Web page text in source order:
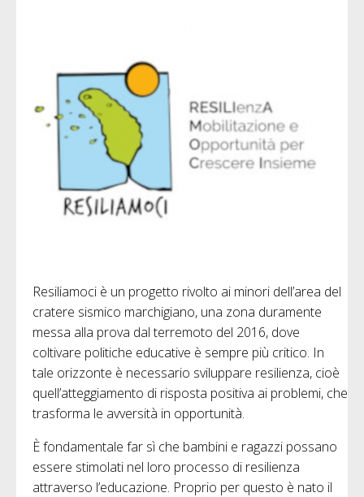
Resiliamoci è un progetto rivolto ai minori dell’area del
cratere sismico marchigiano, una zona duramente
messa alla prova dal terremoto del 2016, dove
coltivare politiche educative è sempre più critico. In
tale orizzonte è necessario sviluppare resilienza, cioè
quell’atteggiamento di risposta positiva ai problemi, che
trasforma le avversità in opportunità.
È fondamentale far sì che bambini e ragazzi possano
essere stimolati nel loro processo di resilienza
attraverso l’educazione. Proprio per questo è nato il